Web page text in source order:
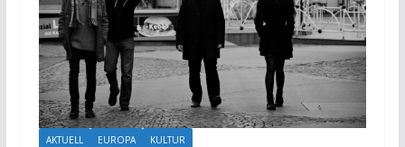
AKTUELL EUROPA KULTUR